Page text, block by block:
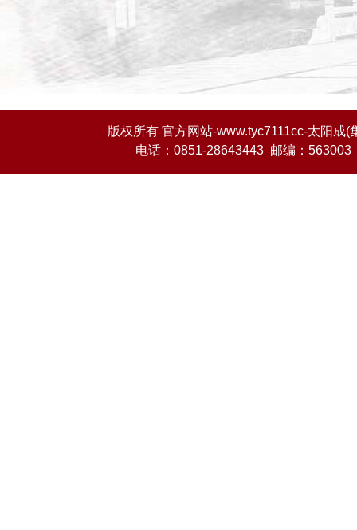
版权所有 官方网站-www.tyc7111cc-太阳成
电话：0851-28643443 邮编：